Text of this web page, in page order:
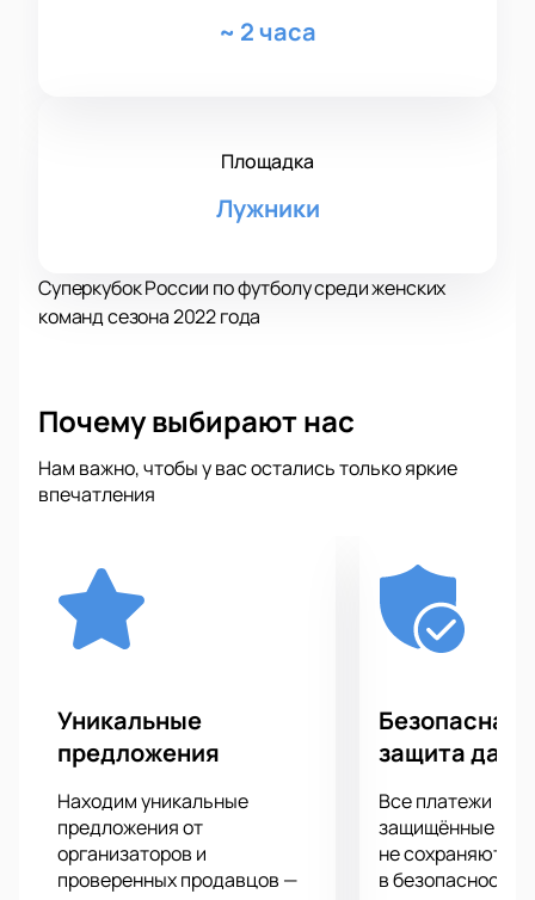
~ 2 часа
Площадка
Лужники
Суперкубок России по футболу среди женских
команд сезона 2022 года
Почему выбирают нас
Нам важно, чтобы у вас остались только яркие
впечатления
Уникальные
предложения
Находим уникальные
предложения от
организаторов и
проверенных продавцов —
Безопасная
защита
Все платежи
защищённые
не сохраняются
в безопасности.